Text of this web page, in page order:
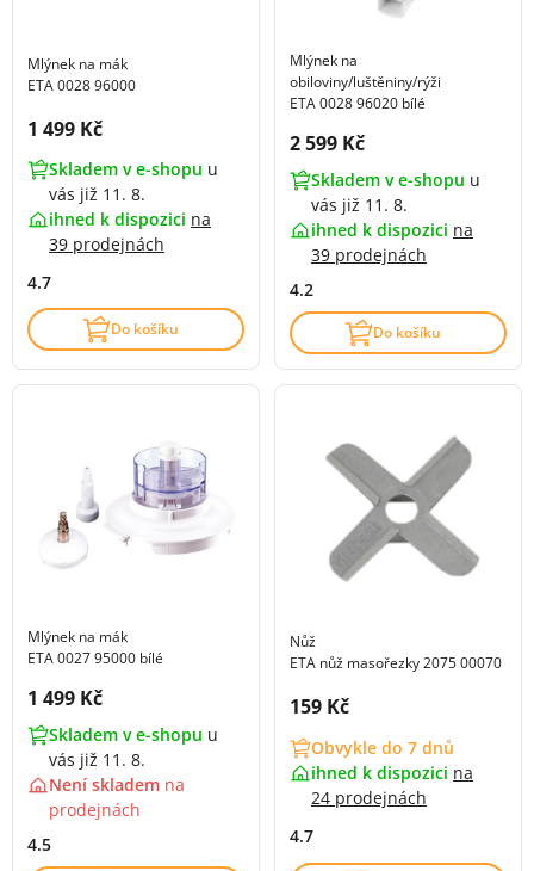
Mlýnek na mák
ETA 0028 96000
Cena s DPH:
1 499 Kč
Skladem v e-shopu u
vás již 11. 8.
ihned k dispozici na
39 prodejnách
4.7
Do košíku
Mlýnek na
obiloviny/luštěniny/rýži
ETA 0028 96020 bílé
Cena s DPH:
2 599 Kč
Skladem v e-shopu u
vás již 11. 8.
ihned k dispozici na
39 prodejnách
4.2
Do košíku
Mlýnek na mák
ETA 0027 95000 bílé
Cena s DPH:
1 499 Kč
Skladem v e-shopu u
vás již 11. 8.
Není skladem na
prodejnách
4.5
Nůž
ETA nůž masořezky 2075 00070
Cena s DPH:
159 Kč
Obvykle do 7 dnů
ihned k dispozici na
24 prodejnách
4.7